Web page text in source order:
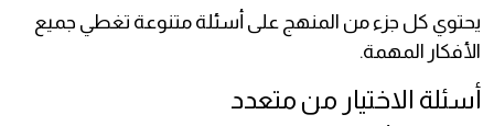
يحتوي كل جزء من المنهج على أسئلة متنوعة تغطي جميع
الأفكار المهمة.
أسئلة الاختيار من متعدد